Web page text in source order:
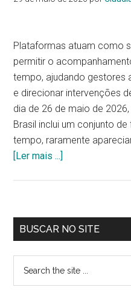
Plataformas atuam como
permitir o
tempo, ajudando gestores
e direcionar intervenções
dia de 26 de maio de
Brasil inclui um conjunto
tempo, raramente
[Ler mais ...]
BUSCAR NO SITE